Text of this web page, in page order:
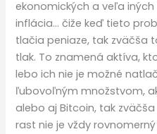
ekonomických a veľa
inflácia… čiže keď tieto
tlačia peniaze, tak zväčša
tlak. To znamená aktíva,
lebo ich nie je možné
ľubovoľným množstvom,
alebo aj Bitcoin, tak
rast nie je vždy